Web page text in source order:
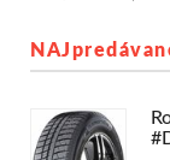
Plechové
Puklice na